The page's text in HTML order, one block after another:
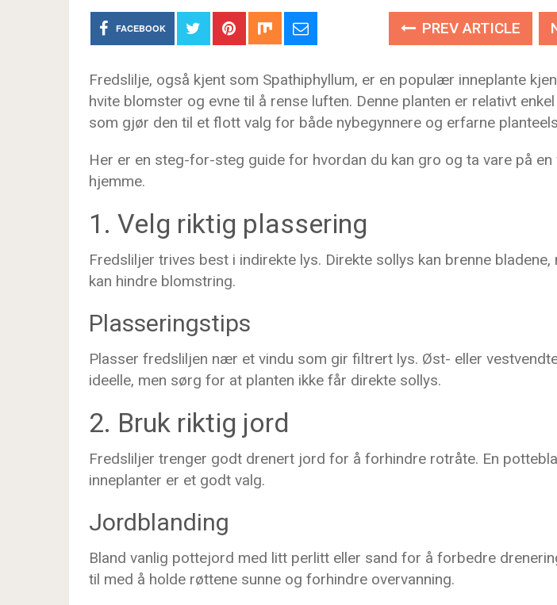
FACEBOOK PREV ARTICLE
Fredslilje, også kjent som Spathiphyllum, er en populær inneplante
hvite blomster og evne til å rense luften. Denne planten er relativt
som gjør den til et flott valg for både nybegynnere og erfarne
Her er en steg-for-steg guide for hvordan du kan gro og ta vare på
hjemme.
1. Velg riktig plassering
Fredsliljer trives best i indirekte lys. Direkte sollys kan brenne
kan hindre blomstring.
Plasseringstips
Plasser fredsliljen nær et vindu som gir filtrert lys. Øst- eller
ideelle, men sørg for at planten ikke får direkte sollys.
2. Bruk riktig jord
Fredsliljer trenger godt drenert jord for å forhindre rotråte. En
inneplanter er et godt valg.
Jordblanding
Bland vanlig pottejord med litt perlitt eller sand for å forbedre
til med å holde røttene sunne og forhindre overvanning.